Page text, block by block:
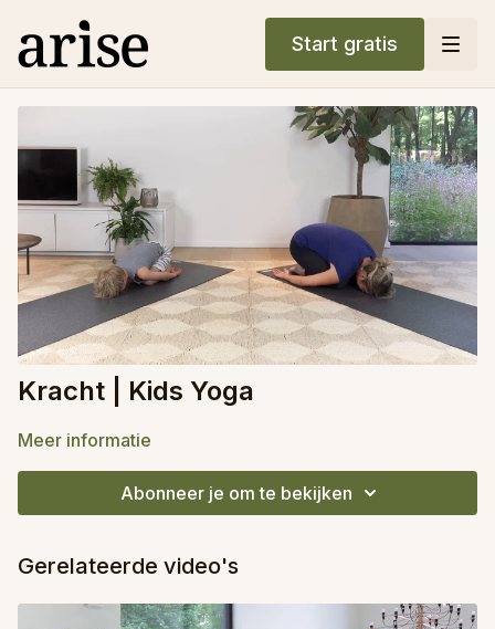
Start gratis
Kracht | Kids Yoga
Meer informatie
Abonneer je om te bekijken
Gerelateerde video's